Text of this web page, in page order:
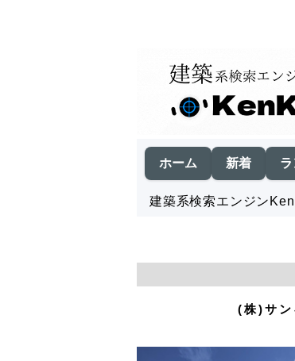
ホーム 新着
建築系検索エンジン
(株)サ